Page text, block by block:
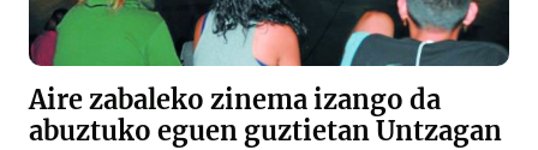
Aire zabaleko zinema izango da
abuztuko eguen guztietan Untzagan